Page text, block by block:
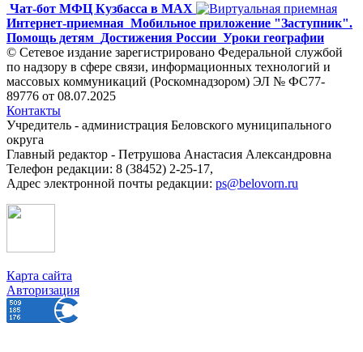
Чат-бот МФЦ Кузбасса в MAX
Интернет-приемная Мобильное приложение "Заступник".
Помощь детям Достижения России Уроки географии
© Сетевое издание зарегистрировано Федеральной службой
по надзору в сфере связи, информационных технологий и
массовых коммуникаций (Роскомнадзором) ЭЛ № ФС77-
89776 от 08.07.2025
Контакты
Учредитель - администрация Беловского муниципального
округа
Главный редактор - Петрушова Анастасия Александровна
Телефон редакции: 8 (38452) 2-25-17,
Адрес электронной почты редакции: ps@belovorn.ru
Карта сайта
Авторизация